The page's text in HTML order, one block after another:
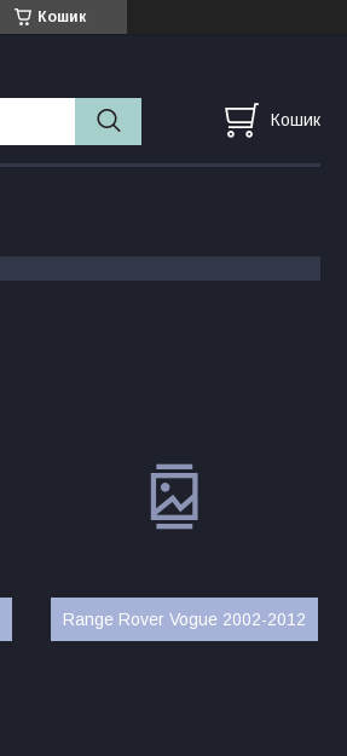
Кошик
Кошик
Range Rover Vogue 2002-2012